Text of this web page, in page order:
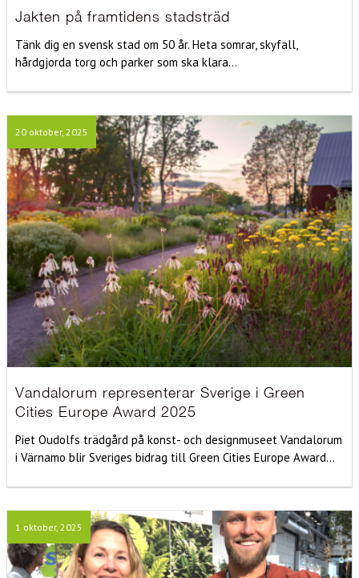
Jakten på framtidens stadsträd
Tänk dig en svensk stad om 50 år. Heta somrar, skyfall,
hårdgjorda torg och parker som ska klara...
20 oktober, 2025
Vandalorum representerar Sverige i Green
Cities Europe Award 2025
Piet Oudolfs trädgård på konst- och designmuseet Vandalorum
i Värnamo blir Sveriges bidrag till Green Cities Europe Award...
1 oktober, 2025